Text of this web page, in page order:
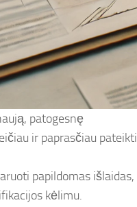
patogesnę
ir paprasčiau pateikti
papildomas išlaidas,
kėlimu.